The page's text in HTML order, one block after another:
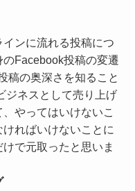
ンに流れる投稿につ
Facebook投稿の変遷
稿の奥深さを知ること
ジネスとして売り上げ
やってはいけないこ
ればいけないことに
で元取ったと思いま